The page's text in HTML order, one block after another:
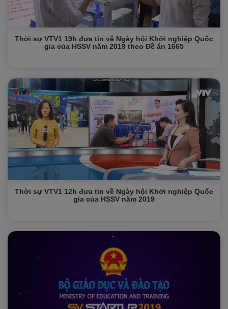
Thời sự VTV1 19h đưa tin về Ngày hội Khởi nghiệp Quốc
gia của HSSV năm 2019 theo Đề án 1665
Thời sự VTV1 12h đưa tin về Ngày hội Khởi nghiệp Quốc
gia của HSSV năm 2019